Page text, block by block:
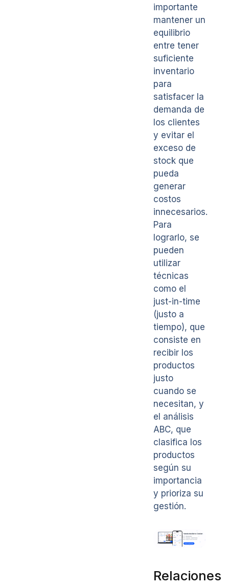
importante
mantener un
equilibrio
entre tener
suficiente
inventario
para
satisfacer la
demanda de
los clientes
y evitar el
exceso de
stock que
pueda
generar
costos
innecesarios.
Para
lograrlo, se
pueden
utilizar
técnicas
como el
just-in-time
(justo a
tiempo), que
consiste en
recibir los
productos
justo
cuando se
necesitan, y
el análisis
ABC, que
clasifica los
productos
según su
importancia
y prioriza su
gestión.
Relaciones